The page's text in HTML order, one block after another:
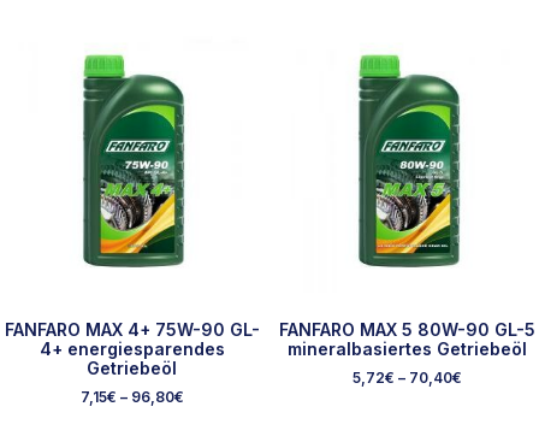
FANFARO MAX 4+ 75W-90 GL-
4+ energiesparendes
Getriebeöl
7,15€ – 96,80€
FANFARO MAX 5 80W-90 GL-5
mineralbasiertes Getriebeöl
5,72€ – 70,40€